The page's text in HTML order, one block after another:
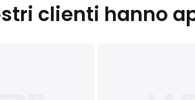
clienti hanno